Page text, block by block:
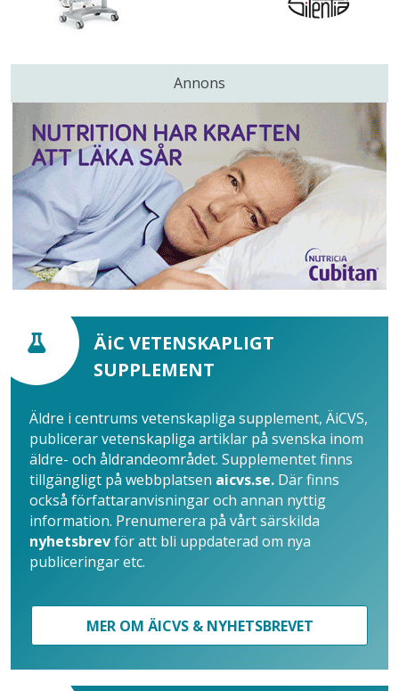
Annons
ÄiC VETENSKAPLIGT
SUPPLEMENT
Äldre i centrums vetenskapliga supplement, ÄiCVS,
publicerar vetenskapliga artiklar på svenska inom
äldre- och åldrandeområdet. Supplementet finns
tillgängligt på webbplatsen aicvs.se. Där finns
också författaranvisningar och annan nyttig
information. Prenumerera på vårt särskilda
nyhetsbrevför att bli uppdaterad om nya
publiceringar etc.
MER OM ÄICVS & NYHETSBREVET